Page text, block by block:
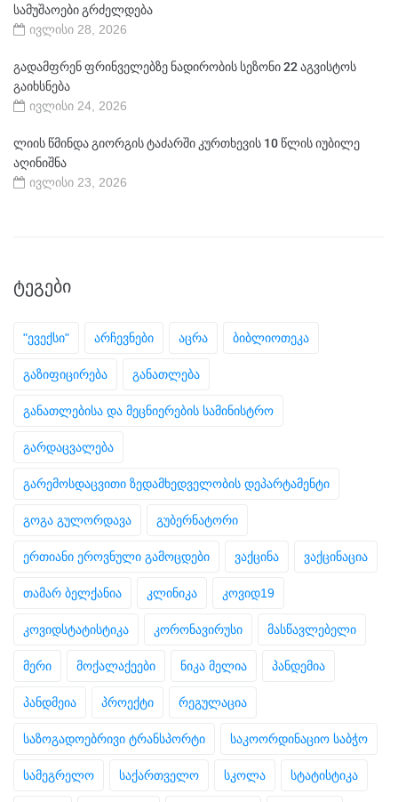
სამუშაოები გრძელდება
ივლისი 28, 2026
გადამფრენ ფრინველებზე ნადირობის სეზონი 22 აგვისტოს
გაიხსნება
ივლისი 24, 2026
ლიის წმინდა გიორგის ტაძარში კურთხევის 10 წლის იუბილე
აღინიშნა
ივლისი 23, 2026
ᲢᲔᲒᲔᲑᲘ
"ევექსი" არჩევნები აცრა ბიბლიოთეკა
გაზიფიცირება განათლება
განათლებისა და მეცნიერების სამინისტრო
გარდაცვალება
გარემოსდაცვითი ზედამხედველობის დეპარტამენტი
გოგა გულორდავა გუბერნატორი
ერთიანი ეროვნული გამოცდები ვაქცინა ვაქცინაცია
თამარ ბელქანია კლინიკა კოვიდ19
კოვიდსტატისტიკა კორონავირუსი მასწავლებელი
მერი მოქალაქეები ნიკა მელია პანდემია
პანდმეია პროექტი რეგულაცია
საზოგადოებრივი ტრანსპორტი საკოორდინაციო საბჭო
სამეგრელო საქართველო სკოლა სტატისტიკა